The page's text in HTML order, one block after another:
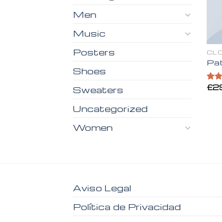
Men
Music
Posters
Shoes
Sweaters
Uncategorized
Women
£
Aviso Legal
Política de Privacidad